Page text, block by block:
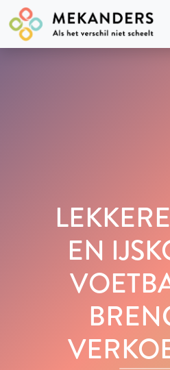
EN